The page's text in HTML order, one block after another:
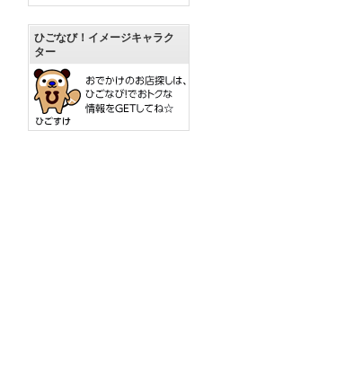
ひごなび！イメージキャラク
ター